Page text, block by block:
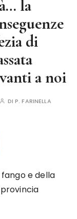
la
di
a noi
DI P. FARINELLA
e della